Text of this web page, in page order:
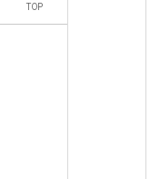
TOP